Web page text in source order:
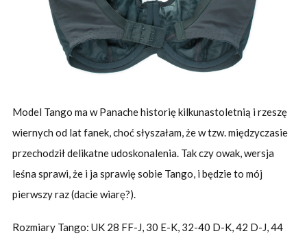
Model Tango ma w Panache historię kilkunastoletnią i rzeszę
wiernych od lat fanek, choć słyszałam, że w tzw. międzyczasie
przechodził delikatne udoskonalenia. Tak czy owak, wersja
leśna sprawi, że i ja sprawię sobie Tango, i będzie to mój
pierwszy raz (dacie wiarę?).
Rozmiary Tango: UK 28 FF-J, 30 E-K, 32-40 D-K, 42 D-J, 44